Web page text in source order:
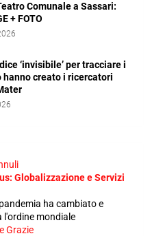
Comunale a Sassari:
+ FOTO
‘invisibile’ per tracciare i
creato i ricercatori
Globalizzazione e Servizi
ha cambiato e
l'ordine mondiale
Grazie